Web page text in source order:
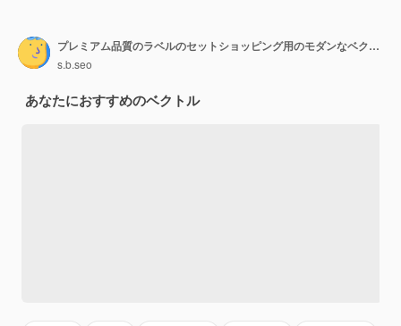
プレミアム品質のラベルのセットショッピング用のモダンなベクトルイラストラベル
s.b.seo
あなたにおすすめのベクトル